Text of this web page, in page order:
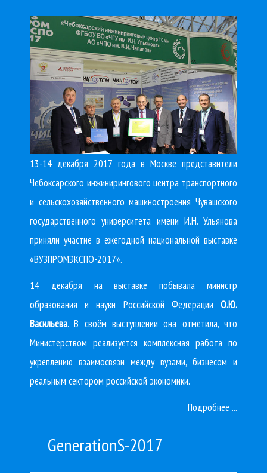
13-14 декабря 2017 года в Москве представители
Чебоксарского инжинирингового центра транспортного
и сельскохозяйственного машиностроения Чувашского
государственного университета имени И.Н. Ульянова
приняли участие в ежегодной национальной выставке
«ВУЗПРОМЭКСПО-2017».
14 декабря на выставке побывала министр
образования и науки Российской Федерации О.Ю.
Васильева. В своём выступлении она отметила, что
Министерством реализуется комплексная работа по
укреплению взаимосвязи между вузами, бизнесом и
реальным сектором российской экономики.
Подробнее ...
GenerationS-2017